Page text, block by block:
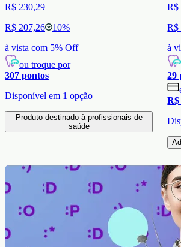
R$ 230,29
R$ 207,26
10%
à vista com 5% Off
ou troque por
307 pontos
Disponível em 1 opção
Produto destinado à profissionais de
saúde
R$
R$
à
29
R$